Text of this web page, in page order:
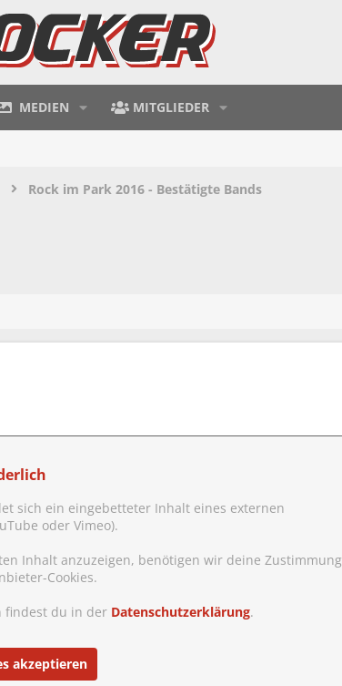
MEDIEN MITGLIEDER
Rock im Park 2016 - Bestätigte Bands
sich ein eingebetteter Inhalt eines externen
oder Vimeo).
Inhalt anzuzeigen, benötigen wir deine Zustimmung
Cookies.
findest du in der Datenschutzerklärung.
akzeptieren